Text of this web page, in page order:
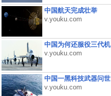
中国航天完成壮举
v.youku.com
中国为何还服役三代机
v.youku.com
中国一黑科技武器问世
v.youku.com